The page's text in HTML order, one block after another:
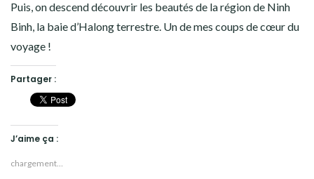
Puis, on descend découvrir les beautés de la région de Ninh
Binh, la baie d’Halong terrestre. Un de mes coups de cœur du
voyage !
Partager :
J’aime ça :
chargement…